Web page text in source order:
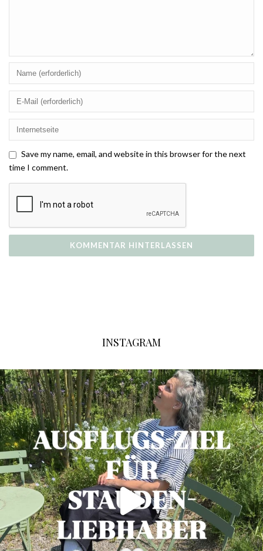
Save my name, email, and website in this browser for the next
time I comment.
INSTAGRAM